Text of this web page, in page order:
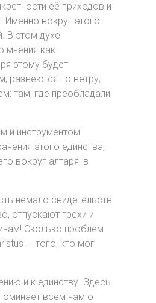
её приходов и
Именно вокруг этого
В этом духе
мнения как
этому будет
развеются по ветру,
там, где преобладали
и инструментом
этого единства,
вокруг алтаря, в
немало свидетельств
отпускают грехи и
Сколько проблем
— того, кто мог
и к единству. Здесь
всем нам о